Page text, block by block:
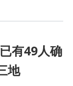
有49人确
地